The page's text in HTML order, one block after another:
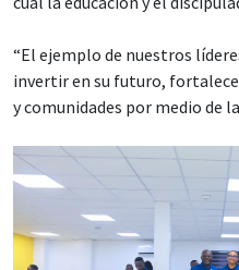
“El ejemplo de nuestros
invertir en su futuro,
y comunidades por medio de